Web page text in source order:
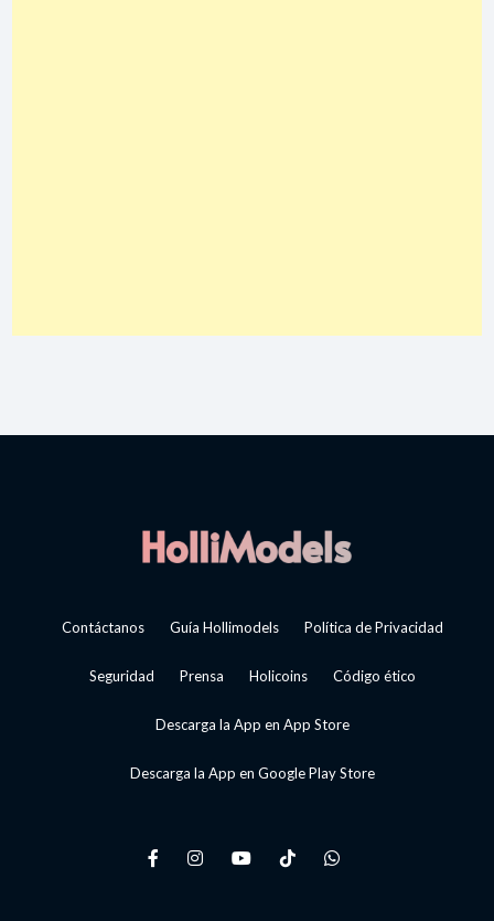
Contáctanos Guía Hollimodels Política de Privacidad
Seguridad Prensa Holicoins Código ético
Descarga la App en App Store
Descarga la App en Google Play Store